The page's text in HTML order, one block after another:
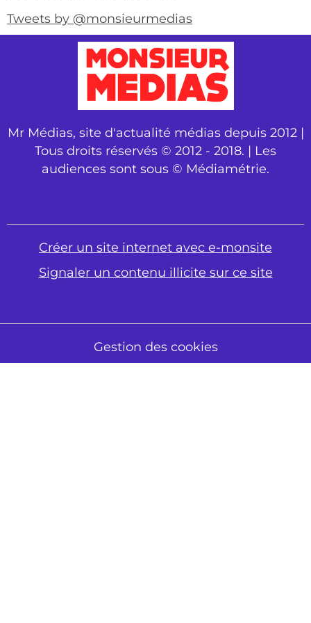
Tweets by @monsieurmedias
Mr Médias, site d'actualité médias depuis 2012 |
Tous droits réservés © 2012 - 2018. | Les
audiences sont sous © Médiamétrie.
Créer un site internet avec e-monsite
Signaler un contenu illicite sur ce site
Gestion des cookies